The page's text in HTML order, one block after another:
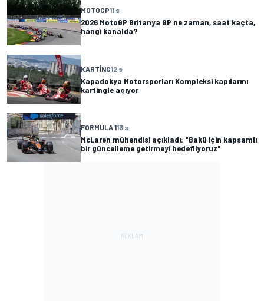
MOTOGP11 s
2026 MotoGP Britanya GP ne zaman, saat kaçta,
hangi kanalda?
KARTING12 s
Kapadokya Motorsporları Kompleksi kapılarını
kartingle açıyor
FORMULA 113 s
McLaren mühendisi açıkladı: "Bakü için kapsamlı
bir güncelleme getirmeyi hedefliyoruz"